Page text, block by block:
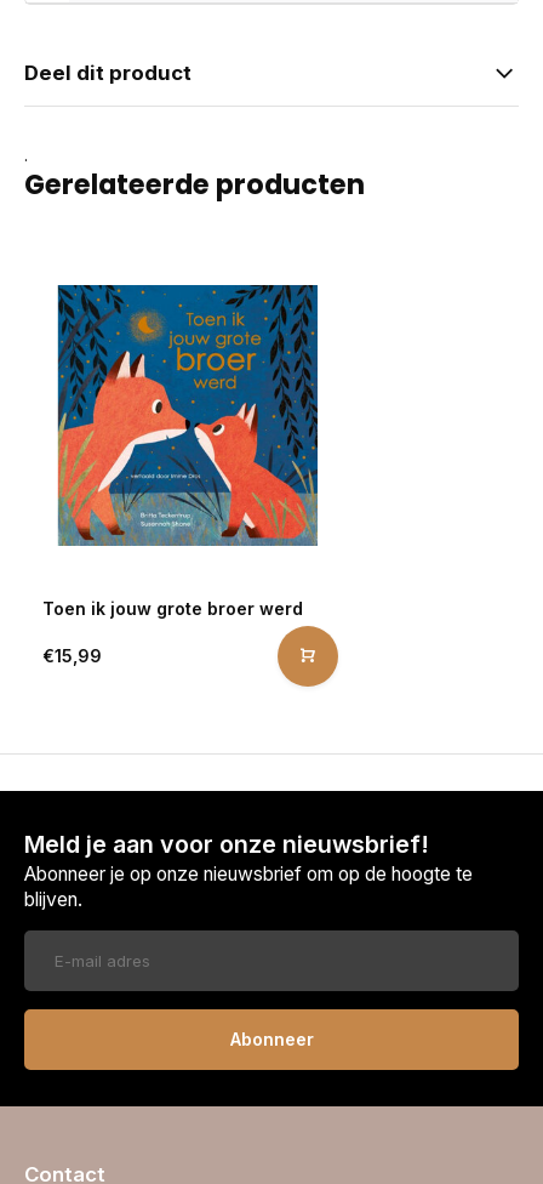
Deel dit product
.
Gerelateerde producten
Toen ik jouw grote broer werd
€15,99
Meld je aan voor onze nieuwsbrief!
Abonneer je op onze nieuwsbrief om op de hoogte te
blijven.
Abonneer
Contact